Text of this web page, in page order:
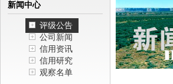
新闻中心
评级公告
公司新闻
信用资讯
信用研究
观察名单